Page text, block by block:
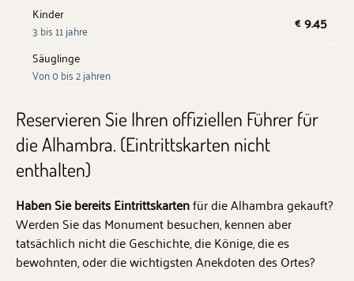
Kinder
3 bis 11 jahre
€ 9.45
Säuglinge
Von 0 bis 2 jahren
Reservieren Sie Ihren offiziellen Führer für
die Alhambra. (Eintrittskarten nicht
enthalten)
Haben Sie bereits Eintrittskartenfür die Alhambra gekauft?
Werden Sie das Monument besuchen, kennen aber
tatsächlich nicht die Geschichte, die Könige, die es
bewohnten, oder die wichtigsten Anekdoten des Ortes?